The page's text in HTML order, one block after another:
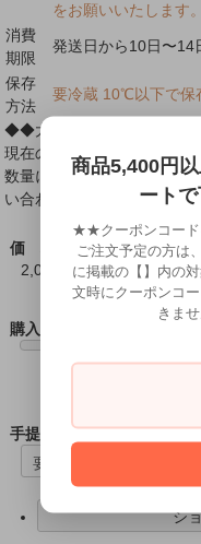
をお願いいたします。
消費
期限
発送日から10日〜14
保存
方法
要冷蔵 10℃以下で保
◆◆大口注文承ります◆◆
現在の注文可能数以上の数
数量により商品準備に要す
い合わせ」フォームよりお
価 格
2,000円(税込)
購入数
手提袋
シ
商品5,400円
ートで
★★クーポンコー
ご注文予定の方は
に掲載の【】内の
文時にクーポンコ
きま